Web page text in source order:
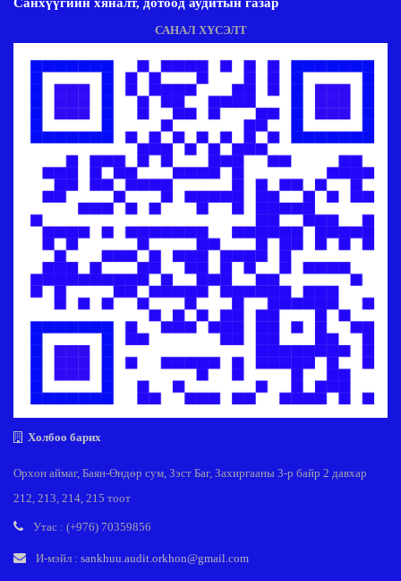
САНАЛ ХҮСЭЛТ
Холбоо барих
Орхон аймаг, Баян-Өндөр сум, Зэст Баг, Захиргааны 3-р байр 2 давхар
212, 213, 214, 215 тоот
Утас : (+976) 70359856
И-мэйл : sankhuu.audit.orkhon@gmail.com